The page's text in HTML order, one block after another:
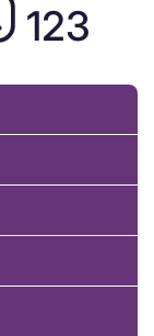
123